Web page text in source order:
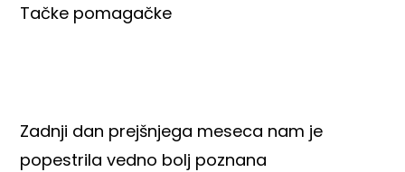
Tačke pomagačke
Zadnji dan prejšnjega meseca nam je
popestrila vedno bolj poznana